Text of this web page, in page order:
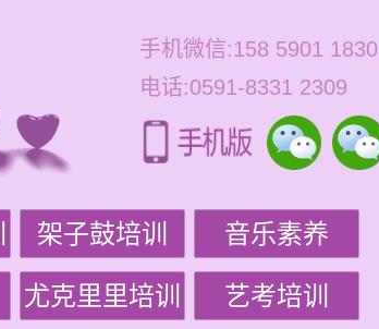
手机微信:158 5901 1830
电话:0591-8331 2309
架子鼓培训 音乐素养
尤克里里培训 艺考培训